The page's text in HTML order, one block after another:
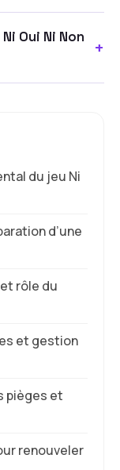
Oui Ni Non
+
du jeu Ni
d’une
rôle du
et gestion
pièges et
renouveler